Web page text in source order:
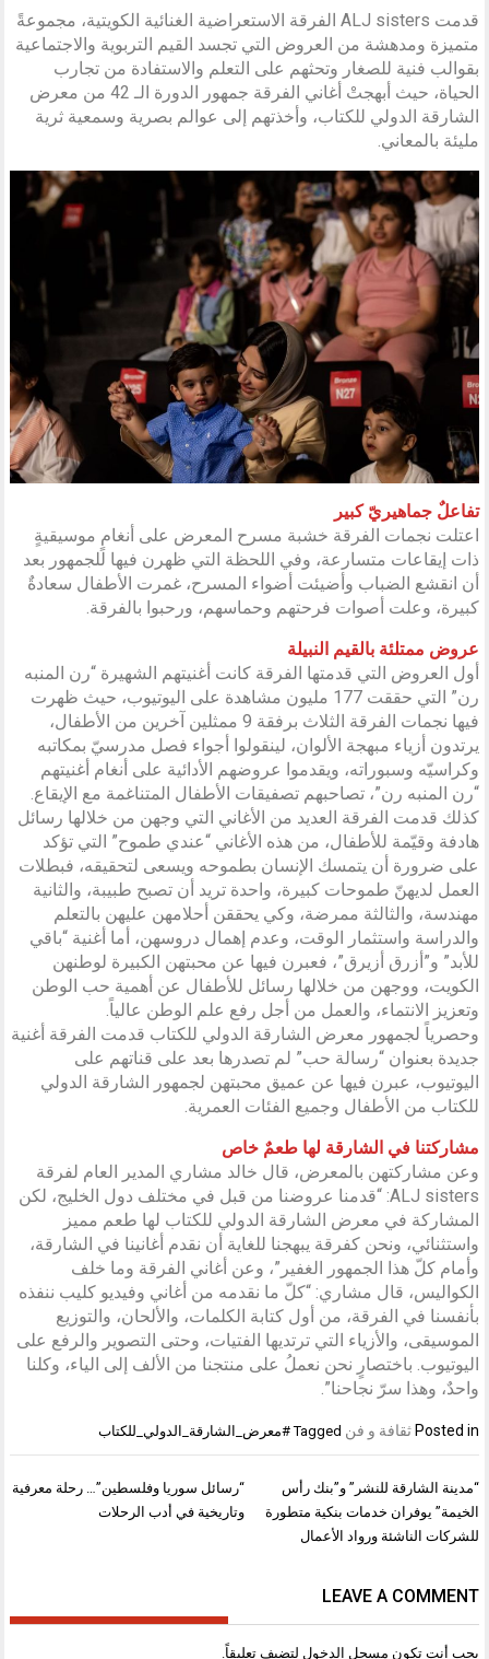
قدمت ALJ sisters الفرقة الاستعراضية الغنائية الكويتية، مجموعةً
متميزة ومدهشة من العروض التي تجسد القيم التربوية والاجتماعية
بقوالب فنية للصغار وتحثهم على التعلم والاستفادة من تجارب
الحياة، حيث أبهجتْ أغاني الفرقة جمهور الدورة الـ 42 من معرض
الشارقة الدولي للكتاب، وأخذتهم إلى عوالم بصرية وسمعية ثرية
مليئة بالمعاني.
تفاعلٌ جماهيريّ كبير
اعتلت نجمات الفرقة خشبة مسرح المعرض على أنغامٍ موسيقيةٍ
ذات إيقاعات متسارعة، وفي اللحظة التي ظهرن فيها للجمهور بعد
أن انقشع الضباب وأضيئت أضواء المسرح، غمرت الأطفال سعادةٌ
كبيرة، وعلت أصوات فرحتهم وحماسهم، ورحبوا بالفرقة.
عروض ممتلئة بالقيم النبيلة
أول العروض التي قدمتها الفرقة كانت أغنيتهم الشهيرة “رن المنبه
رن” التي حققت 177 مليون مشاهدة على اليوتيوب، حيث ظهرت
فيها نجمات الفرقة الثلاث برفقة 9 ممثلين آخرين من الأطفال،
يرتدون أزياء مبهجة الألوان، لينقولوا أجواء فصل مدرسيّ بمكاتبه
وكراسيّه وسبوراته، ويقدموا عروضهم الأدائية على أنغام أغنيتهم
“رن المنبه رن”، تصاحبهم تصفيقات الأطفال المتناغمة مع الإيقاع.
كذلك قدمت الفرقة العديد من الأغاني التي وجهن من خلالها رسائل
هادفة وقيّمة للأطفال، من هذه الأغاني “عندي طموح” التي تؤكد
على ضرورة أن يتمسك الإنسان بطموحه ويسعى لتحقيقه، فبطلات
العمل لديهنّ طموحات كبيرة، واحدة تريد أن تصبح طبيبة، والثانية
مهندسة، والثالثة ممرضة، وكي يحققن أحلامهن عليهن بالتعلم
والدراسة واستثمار الوقت، وعدم إهمال دروسهن، أما أغنية “باقي
للأبد” و”أزرق أزيرق”، فعبرن فيها عن محبتهن الكبيرة لوطنهن
الكويت، ووجهن من خلالها رسائل للأطفال عن أهمية حب الوطن
وتعزيز الانتماء، والعمل من أجل رفع علم الوطن عالياً.
وحصرياً لجمهور معرض الشارقة الدولي للكتاب قدمت الفرقة أغنية
جديدة بعنوان “رسالة حب” لم تصدرها بعد على قناتهم على
اليوتيوب، عبرن فيها عن عميق محبتهن لجمهور الشارقة الدولي
للكتاب من الأطفال وجميع الفئات العمرية.
مشاركتنا في الشارقة لها طعمٌ خاص
وعن مشاركتهن بالمعرض، قال خالد مشاري المدير العام لفرقة
ALJ sisters: “قدمنا عروضنا من قبل في مختلف دول الخليج، لكن
المشاركة في معرض الشارقة الدولي للكتاب لها طعم مميز
واستثنائي، ونحن كفرقة يبهجنا للغاية أن نقدم أغانينا في الشارقة،
وأمام كلّ هذا الجمهور الغفير”، وعن أغاني الفرقة وما خلف
الكواليس، قال مشاري: “كلّ ما نقدمه من أغاني وفيديو كليب ننفذه
بأنفسنا في الفرقة، من أول كتابة الكلمات، والألحان، والتوزيع
الموسيقى، والأزياء التي ترتديها الفتيات، وحتى التصوير والرفع على
اليوتيوب. باختصارٍ نحن نعملُ على منتجنا من الألف إلى الياء، وكلنا
واحدٌ، وهذا سرّ نجاحنا”.
Posted in ثقافة و فن Tagged #معرض_الشارقة_الدولي_للكتاب
تصفّح
المقالات
“رسائل سوريا وفلسطين”… رحلة معرفية
وتاريخية في أدب الرحلات
“مدينة الشارقة للنشر” و”بنك رأس
الخيمة” يوفران خدمات بنكية متطورة
للشركات الناشئة ورواد الأعمال
LEAVE A COMMENT
يجب أنت تكون مسجل الدخول لتضيف تعليقاً.